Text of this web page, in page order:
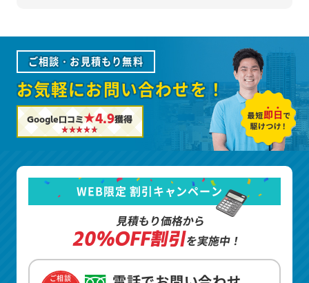
ご相談・お見積もり無料
お気軽にお問い合わせを！
Google口コミ★4.9獲得
WEB限定 割引キャンペーン
見積もり価格から
20%OFF割引を実施中！
ご相談